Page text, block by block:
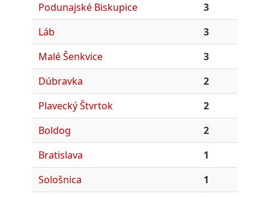
Podunajské Biskupice
3
Láb
3
Malé Šenkvice
3
Dúbravka
2
Plavecký Štvrtok
2
Boldog
2
Bratislava
1
Sološnica
1